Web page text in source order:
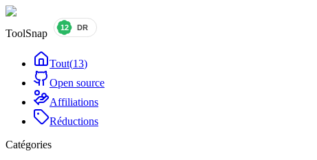
ToolSnap
Tout(13)
Open source
Affiliations
Réductions
Catégories